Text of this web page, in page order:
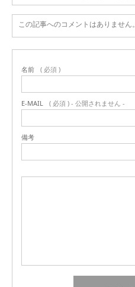
この記事へのコメントはありません。
名前 ( 必須 )
E-MAIL ( 必須 ) - 公開されません -
備考